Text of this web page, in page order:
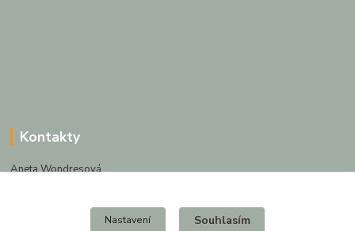
Kontakty
Aneta Wondresová
Nastavení Souhlasím